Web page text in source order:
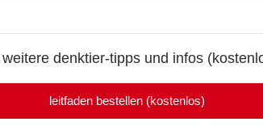
denktier-tipps und infos
leitfaden bestellen (kostenlos)